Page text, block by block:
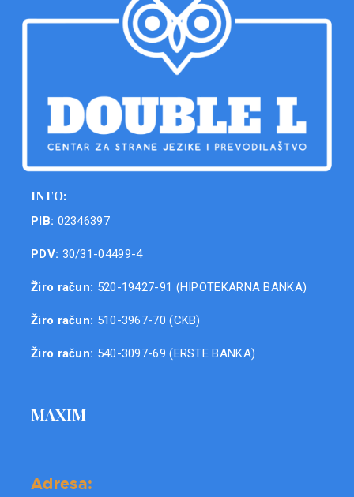
INFO:
PIB: 02346397
PDV: 30/31-04499-4
Žiro račun: 520-19427-91 (HIPOTEKARNA BANKA)
Žiro račun: 510-3967-70 (CKB)
Žiro račun: 540-3097-69 (ERSTE BANKA)
MAXIM
Adresa: